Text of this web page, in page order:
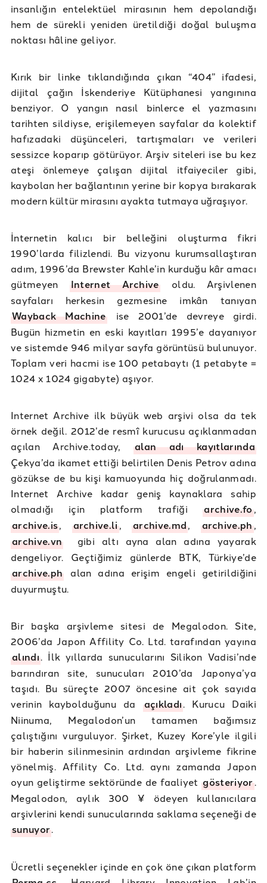
insanlığın entelektüel mirasının hem depolandığı
hem de sürekli yeniden üretildiği doğal buluşma
noktası hâline geliyor.
Kırık bir linke tıklandığında çıkan “404” ifadesi,
dijital çağın İskenderiye Kütüphanesi yangınına
benziyor. O yangın nasıl binlerce el yazmasını
tarihten sildiyse, erişilemeyen sayfalar da kolektif
hafızadaki düşünceleri, tartışmaları ve verileri
sessizce koparıp götürüyor. Arşiv siteleri ise bu kez
ateşi önlemeye çalışan dijital itfaiyeciler gibi,
kaybolan her bağlantının yerine bir kopya bırakarak
modern kültür mirasını ayakta tutmaya uğraşıyor.
İnternetin kalıcı bir belleğini oluşturma fikri
1990’larda filizlendi. Bu vizyonu kurumsallaştıran
adım, 1996’da Brewster Kahle’in kurduğu kâr amacı
gütmeyen Internet Archiveoldu. Arşivlenen
sayfaları herkesin gezmesine imkân tanıyan
Wayback Machineise 2001’de devreye girdi.
Bugün hizmetin en eski kayıtları 1995’e dayanıyor
ve sistemde 946 milyar sayfa görüntüsü bulunuyor.
Toplam veri hacmi ise 100 petabaytı (1 petabyte =
1024 x 1024 gigabyte) aşıyor.
Internet Archive ilk büyük web arşivi olsa da tek
örnek değil. 2012’de resmî kurucusu açıklanmadan
açılan Archive.today,alan adı kayıtlarında
Çekya’da ikamet ettiği belirtilen Denis Petrov adına
gözükse de bu kişi kamuoyunda hiç doğrulanmadı.
Internet Archive kadar geniş kaynaklara sahip
olmadığı için platform trafiğiarchive.fo,
archive.is, archive.li, archive.md, archive.ph,
archive.vn gibi altı ayna alan adına yayarak
dengeliyor. Geçtiğimiz günlerde BTK, Türkiye’de
archive.ph alan adına erişim engeli getirildiğini
duyurmuştu.
Bir başka arşivleme sitesi de Megalodon. Site,
2006’da Japon Affility Co. Ltd. tarafından yayına
alındı. İlk yıllarda sunucularını Silikon Vadisi’nde
barındıran site, sunucuları 2010’da Japonya’ya
taşıdı. Bu süreçte 2007 öncesine ait çok sayıda
verinin kaybolduğunu da açıkladı. Kurucu Daiki
Niinuma, Megalodon’un tamamen bağımsız
çalıştığını vurguluyor. Şirket, Kuzey Kore’yle ilgili
bir haberin silinmesinin ardından arşivleme fikrine
yönelmiş. Affility Co. Ltd. aynı zamanda Japon
oyun geliştirme sektöründe de faaliyetgösteriyor.
Megalodon, aylık 300 ¥ ödeyen kullanıcılara
arşivlerini kendi sunucularında saklama seçeneği de
sunuyor.
Ücretli seçenekler içinde en çok öne çıkan platform